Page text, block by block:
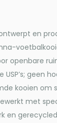
en
openbare
geen
kooien om
met
en